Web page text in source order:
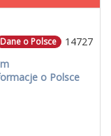
14727
Dane o Polsce
o Polsce